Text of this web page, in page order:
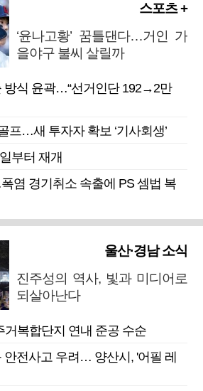
스포츠 +
‘윤나고황’ 꿈틀댄다…거인 가
을야구 불씨 살릴까
방식 윤곽…“선거인단 192→2만
프…새 투자자 확보 ‘기사회생’
부터 재개
염 경기취소 속출에 PS 셈법 복
울산·경남 소식
진주성의 역사, 빛과 미디어로
되살아난다
거복합단지 연내 준공 수순
전사고 우려… 양산시, '어필 레